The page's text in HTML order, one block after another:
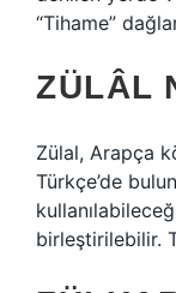
“Tihame”
ZÜLÂL
Zülal, Arapça
Türkçe’de
birleştirilebilir.